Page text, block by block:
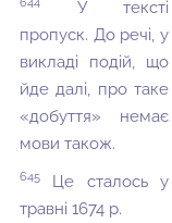
У тексті
пропуск. До речі, у
викладі подій, що
йде далі, про таке
«добуття» немає
мови також.
645
Це сталось у
травні 1674 р.